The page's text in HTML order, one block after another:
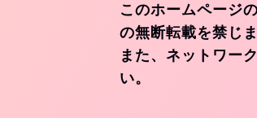
このホームページ
の無断転載を禁じま
また、ネットワー
い。